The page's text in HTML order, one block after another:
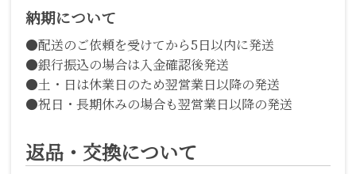
納期について
●配送のご依頼を受けてから5日以内に発送
●銀行振込の場合は入金確認後発送
●土・日は休業日のため翌営業日以降の発送
●祝日・長期休みの場合も翌営業日以降の発送
返品・交換について